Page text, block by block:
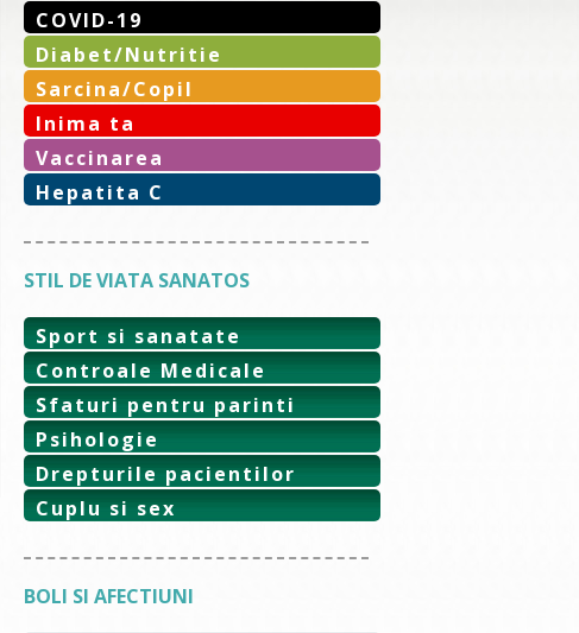
COVID-19
Diabet/Nutritie
Sarcina/Copil
Inima ta
Vaccinarea
Hepatita C
STIL DE VIATA SANATOS
Sport si sanatate
Controale Medicale
Sfaturi pentru parinti
Psihologie
Drepturile pacientilor
Cuplu si sex
BOLI SI AFECTIUNI